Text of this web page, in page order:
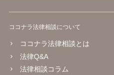
ココナラ法律相談について
ココナラ法律相談とは
法律Q&A
法律相談コラム